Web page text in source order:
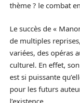
thème ? le combat
Le succès de «
de multiples
variées, des opéras
culturel. En effet,
est si puissante
pour les futurs
l’existence.